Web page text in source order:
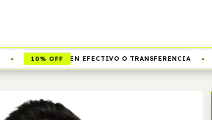
10% OFF EN EFECTIVO O TRANSFERENCIA •